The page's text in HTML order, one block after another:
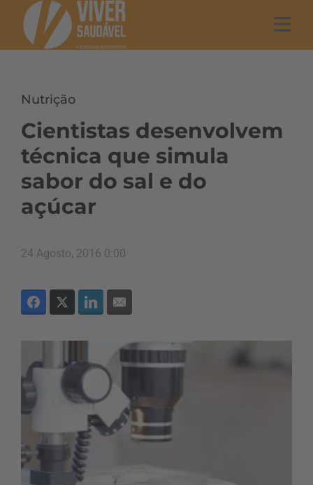
Nutrição
Cientistas desenvolvem
técnica que simula
sabor do sal e do
açúcar
24 Agosto, 2016 0:00